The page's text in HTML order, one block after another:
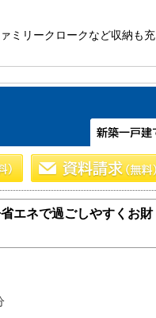
ミリークロークなど収納も充
エネで過ごしやすくお財